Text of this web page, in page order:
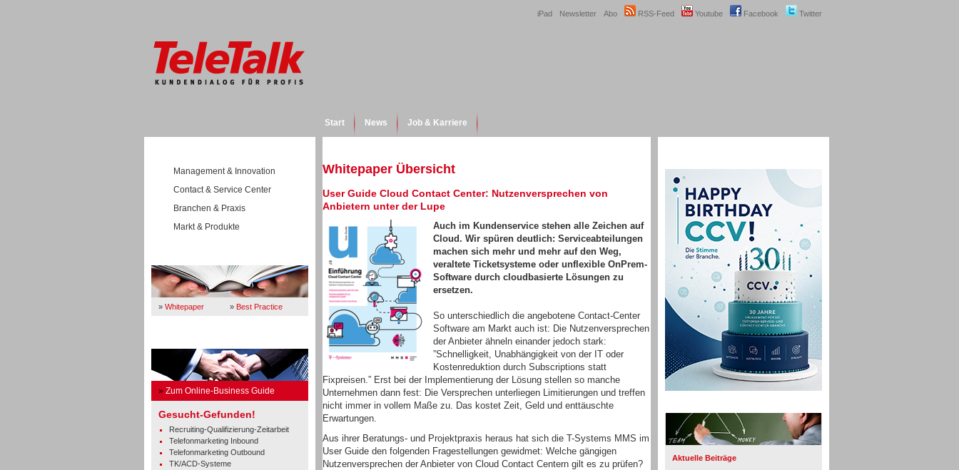
Twitter
Facebook
Youtube
RSS-Feed
Abo
Newsletter
iPad
Start News Job & Karriere
Management & Innovation
Contact & Service Center
Branchen & Praxis
Markt & Produkte
» Whitepaper » Best Practice
» Zum Online-Business Guide
Gesucht-Gefunden!
Recruiting-Qualifizierung-Zeitarbeit
Telefonmarketing Inbound
Telefonmarketing Outbound
TK/ACD-Systeme
Whitepaper Übersicht
User Guide Cloud Contact Center: Nutzenversprechen von
Anbietern unter der Lupe
Auch im Kundenservice stehen alle Zeichen auf
Cloud. Wir spüren deutlich: Serviceabteilungen
machen sich mehr und mehr auf den Weg,
veraltete Ticketsysteme oder unflexible OnPrem-
Software durch cloudbasierte Lösungen zu
ersetzen.
So unterschiedlich die angebotene Contact-Center
Software am Markt auch ist: Die Nutzenversprechen
der Anbieter ähneln einander jedoch stark:
”Schnelligkeit, Unabhängigkeit von der IT oder
Kostenreduktion durch Subscriptions statt
Fixpreisen.” Erst bei der Implementierung der Lösung stellen so manche
Unternehmen dann fest: Die Versprechen unterliegen Limitierungen und treffen
nicht immer in vollem Maße zu. Das kostet Zeit, Geld und enttäuschte
Erwartungen.
Aus ihrer Beratungs- und Projektpraxis heraus hat sich die T-Systems MMS im
User Guide den folgenden Fragestellungen gewidmet: Welche gängigen
Nutzenversprechen der Anbieter von Cloud Contact Centern gilt es zu prüfen?
Aktuelle Beiträge